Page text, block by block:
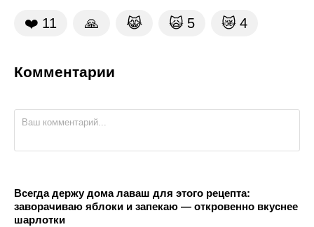
❤️ 11 🙏 😹 🙀 5 😿 4
Комментарии
Всегда держу дома лаваш для этого рецепта:
заворачиваю яблоки и запекаю — откровенно вкуснее
шарлотки